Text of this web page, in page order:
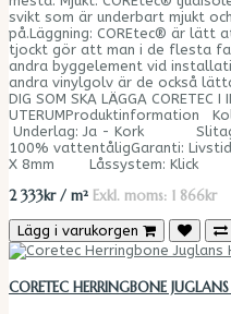
svikt som är underbart mjukt
på.Läggning: COREtec® är lätt
tjockt gör att man i de flesta
andra byggelement vid
andra vinylgolv är de också
DIG SOM SKA LÄGGA CORETEC I
UTERUMProduktinformation
Underlag: Ja - Kork
100%
X 8mm Låssystem: Klick
2 333kr / m² Exkl. moms: 1 866kr
Lägg i varukorgen
CORETEC HERRINGBONE